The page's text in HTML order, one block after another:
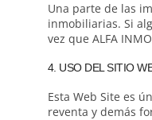
Una parte de las
inmobiliarias. Si
vez que ALFA
4. USO DEL SITIO
Esta Web Site es
reventa y demás